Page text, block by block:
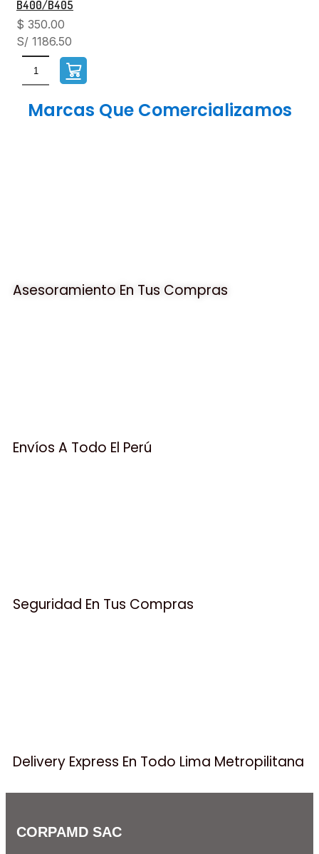
B400/B405
$ 350.00
S/ 1186.50
Marcas Que Comercializamos
Asesoramiento En Tus Compras
Envíos A Todo El Perú
Seguridad En Tus Compras
Delivery Express En Todo Lima Metropilitana
CORPAMD SAC